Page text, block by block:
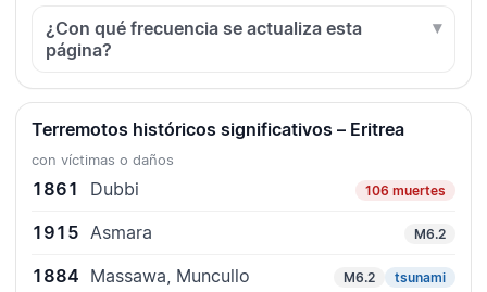
¿Con qué frecuencia se actualiza esta
página?
Terremotos históricos significativos – Eritrea
con víctimas o daños
1861 Dubbi 106 muertes
1915 Asmara M6.2
1884 Massawa, Muncullo M6.2 tsunami